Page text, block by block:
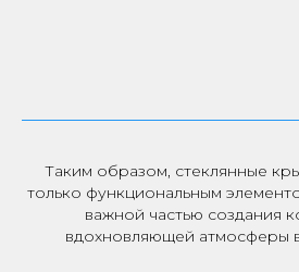
Таким образом, стеклянные
только функциональным
важной частью создания
вдохновляющей атмосферы